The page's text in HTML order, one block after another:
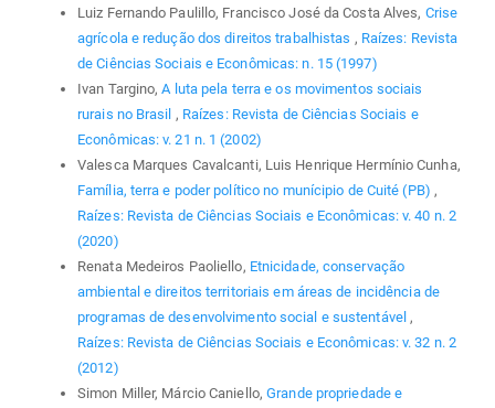
Luiz Fernando Paulillo, Francisco José da Costa Alves, Crise
agrícola e redução dos direitos trabalhistas , Raízes: Revista
de Ciências Sociais e Econômicas: n. 15 (1997)
Ivan Targino,A luta pela terra e os movimentos sociais
rurais no Brasil , Raízes: Revista de Ciências Sociais e
Econômicas: v. 21 n. 1 (2002)
Valesca Marques Cavalcanti, Luis Henrique Hermínio Cunha,
Família, terra e poder político no munícipio de Cuité (PB) ,
Raízes: Revista de Ciências Sociais e Econômicas: v. 40 n. 2
(2020)
Renata Medeiros Paoliello, Etnicidade, conservação
ambiental e direitos territoriais em áreas de incidência de
programas de desenvolvimento social e sustentável,
Raízes: Revista de Ciências Sociais e Econômicas: v. 32 n. 2
(2012)
Simon Miller, Márcio Caniello,Grande propriedade e